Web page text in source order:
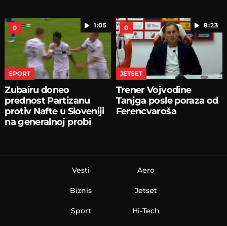
1:05
0
SPORT
Zubairu doneo
prednost Partizanu
protiv Nafte u Sloveniji
na generalnoj probi
8:23
0
JETSET
Trener Vojvodine
Tanjga posle poraza od
Ferencvaroša
Vesti
Biznis
Sport
Aero
Jetset
Hi-Tech